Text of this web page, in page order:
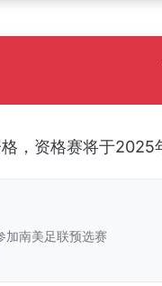
，资格赛将于2025
加南美足联预选赛